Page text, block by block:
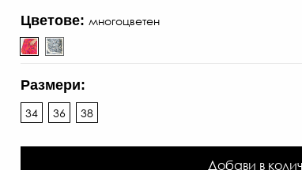
Цветове: многоцветен
Размери:
34 36 38
Добави в